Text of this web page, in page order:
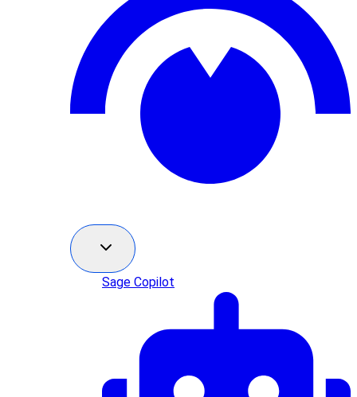
Sage Copilot